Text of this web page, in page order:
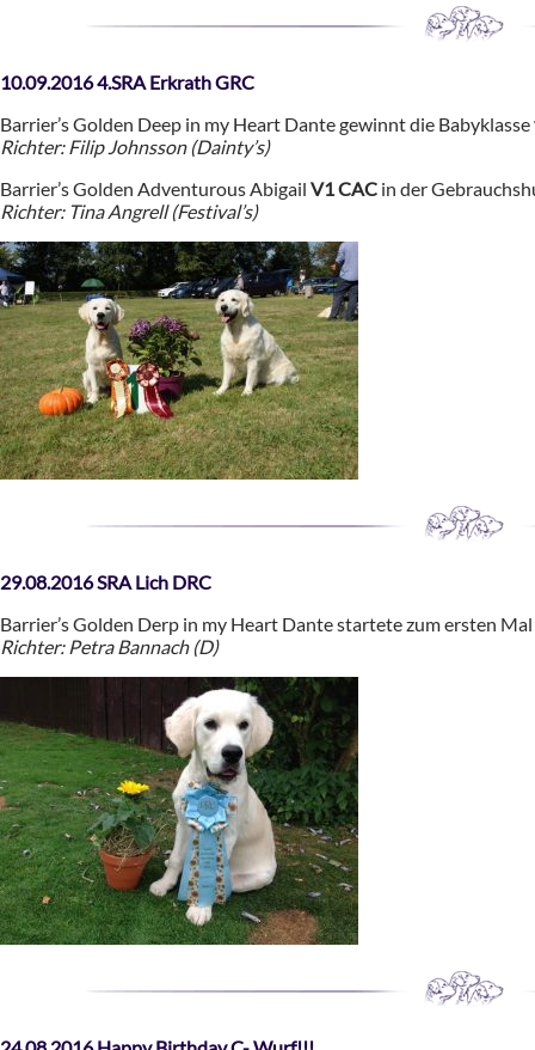
10.09.2016 4.SRA Erkrath GRC
Barrier’s Golden Deep in my Heart Dante gewinnt die Babyklasse
Richter: Filip Johnsson (Dainty’s)
Barrier’s Golden Adventurous Abigail V1 CAC in der
Richter: Tina Angrell (Festival’s)
29.08.2016 SRA Lich DRC
Barrier’s Golden Derp in my Heart Dante startete zum ersten
Richter: Petra Bannach (D)